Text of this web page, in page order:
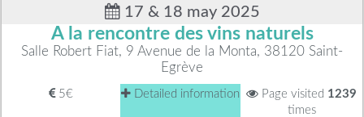
17 & 18 may 2025
A la rencontre des vins naturels
Salle Robert Fiat, 9 Avenue de la Monta, 38120 Saint-
Egrève
5€ Detailed information Page visited 1239
times